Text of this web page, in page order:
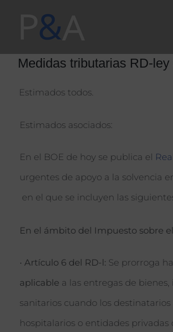
Medidas tributarias RD-
Estimados todos.
Estimados asociados:
En el BOE de hoy se publica el
urgentes de apoyo a la solvencia
en el que se incluyen las
En el ámbito del Impuesto sobre
• Artículo 6 del RD-l: Se prorroga
aplicable a las entregas de
sanitarios cuando los
hospitalarios o entidades